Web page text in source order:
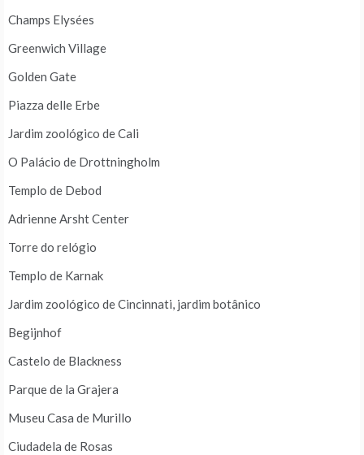
Champs Elysées
Greenwich Village
Golden Gate
Piazza delle Erbe
Jardim zoológico de Cali
O Palácio de Drottningholm
Templo de Debod
Adrienne Arsht Center
Torre do relógio
Templo de Karnak
Jardim zoológico de Cincinnati, jardim botânico
Begijnhof
Castelo de Blackness
Parque de la Grajera
Museu Casa de Murillo
Ciudadela de Rosas